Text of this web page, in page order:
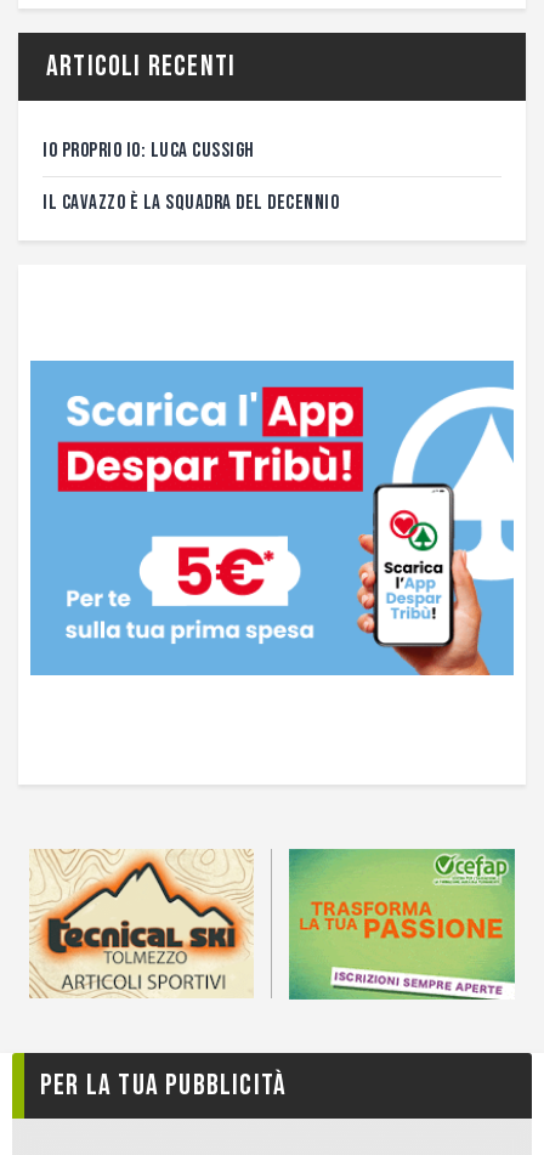
Articoli recenti
IO PROPRIO IO: LUCA CUSSIGH
IL CAVAZZO È LA SQUADRA DEL DECENNIO
Per la tua pubblicità